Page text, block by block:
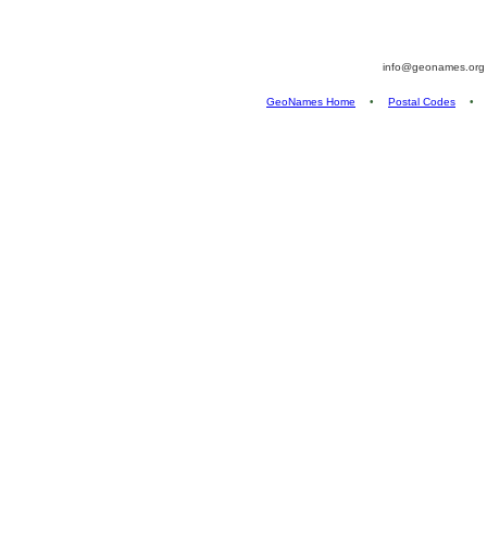
info@geonames.org
GeoNames Home • Postal Codes •